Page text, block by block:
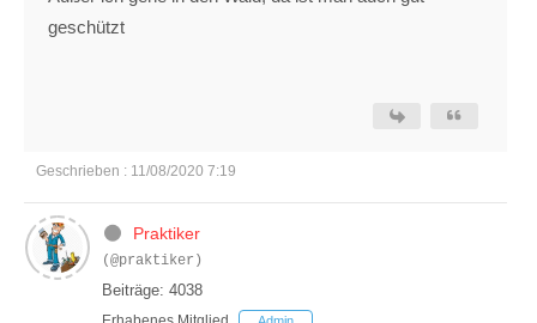
geschützt
Geschrieben : 11/08/2020 7:19
Praktiker
(@praktiker)
Beiträge: 4038